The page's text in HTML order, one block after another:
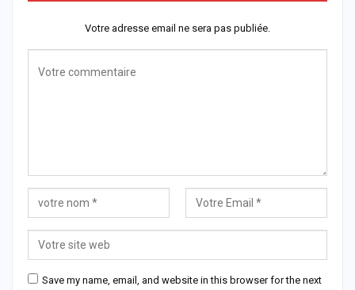
Votre adresse email ne sera pas publiée.
Save my name, email, and website in this browser for the next